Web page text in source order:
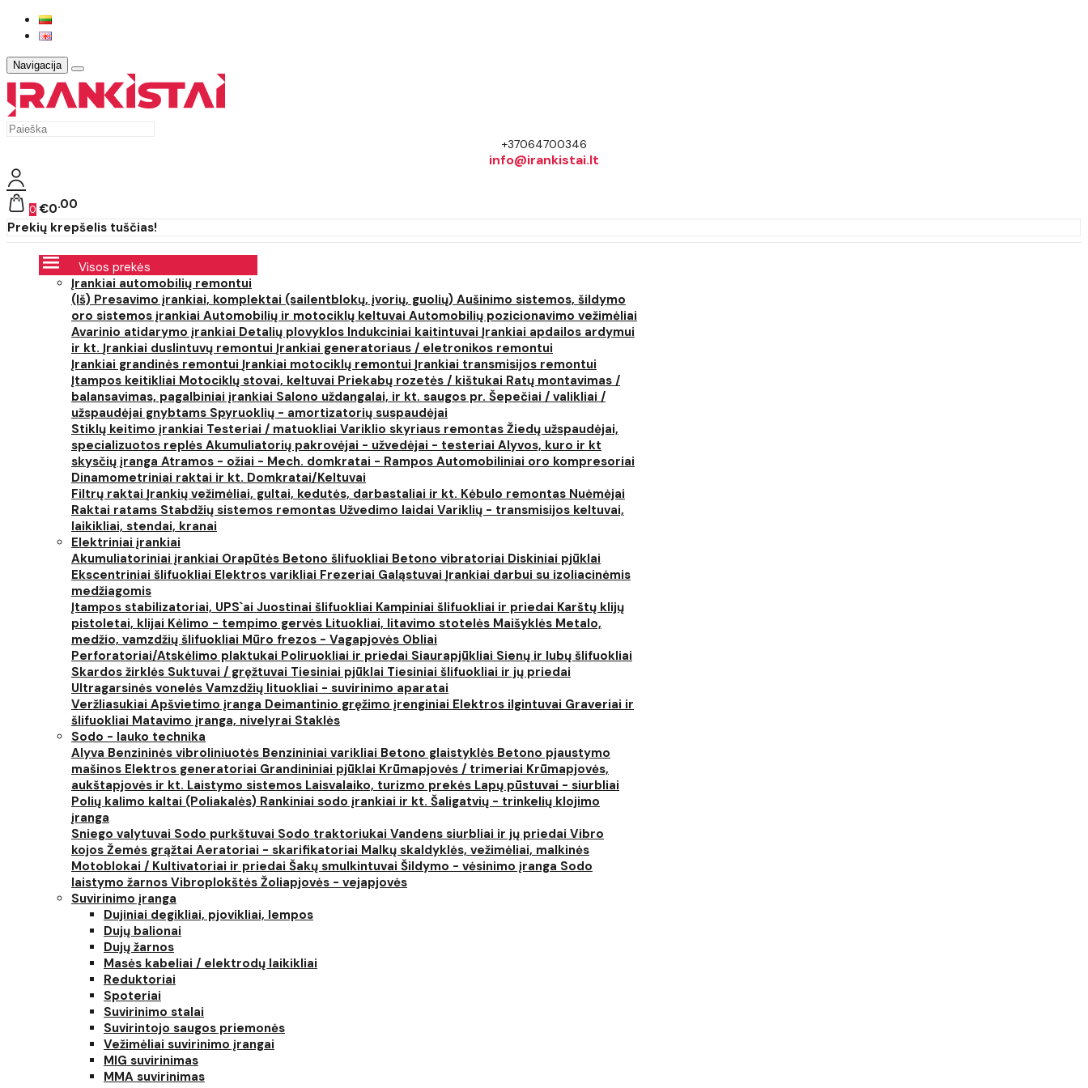
Navigacija
+37064700346
info@irankistai.lt
0 €0 00
Prekių krepšelis tuščias!
Visos prekės
Įrankiai automobilių remontui
(Iš) Presavimo įrankiai, komplektai (sailentblokų, įvorių, guolių) Aušinimo sistemos, šildymo
oro sistemos įrankiai Automobilių ir motociklų keltuvai Automobilių pozicionavimo vežimėliai
Avarinio atidarymo įrankiai Detalių plovyklos Indukciniai kaitintuvai Įrankiai apdailos ardymui
ir kt. Įrankiai duslintuvų remontui Įrankiai generatoriaus / eletronikos remontui
Įrankiai grandinės remontui Įrankiai motociklų remontui Įrankiai transmisijos remontui
Įtampos keitikliai Motociklų stovai, keltuvai Priekabų rozetės / kištukai Ratų montavimas /
balansavimas, pagalbiniai įrankiai Salono uždangalai, ir kt. saugos pr. Šepečiai / valikliai /
užspaudėjai gnybtams Spyruoklių - amortizatorių suspaudėjai
Stiklų keitimo įrankiai Testeriai / matuokliai Variklio skyriaus remontas Žiedų užspaudėjai,
specializuotos replės Akumuliatorių pakrovėjai - užvedėjai - testeriai Alyvos, kuro ir kt
skysčių įranga Atramos - ožiai - Mech. domkratai - Rampos Automobiliniai oro kompresoriai
Dinamometriniai raktai ir kt. Domkratai/Keltuvai
Filtrų raktai Įrankių vežimėliai, gultai, kedutės, darbastaliai ir kt. Kėbulo remontas Nuėmėjai
Raktai ratams Stabdžių sistemos remontas Užvedimo laidai Variklių - transmisijos keltuvai,
laikikliai, stendai, kranai
Elektriniai įrankiai
Akumuliatoriniai įrankiai Orapūtės Betono šlifuokliai Betono vibratoriai Diskiniai pjūklai
Ekscentriniai šlifuokliai Elektros varikliai Frezeriai Galąstuvai Įrankiai darbui su izoliacinėmis
medžiagomis
Įtampos stabilizatoriai, UPS`ai Juostinai šlifuokliai Kampiniai šlifuokliai ir priedai Karštų klijų
pistoletai, klijai Kėlimo - tempimo gervės Lituokliai, litavimo stotelės Maišyklės Metalo,
medžio, vamzdžių šlifuokliai Mūro frezos - Vagapjovės Obliai
Perforatoriai/Atskėlimo plaktukai Poliruokliai ir priedai Siaurapjūkliai Sienų ir lubų šlifuokliai
Skardos žirklės Suktuvai / gręžtuvai Tiesiniai pjūklai Tiesiniai šlifuokliai ir jų priedai
Ultragarsinės vonelės Vamzdžių lituokliai - suvirinimo aparatai
Veržliasukiai Apšvietimo įranga Deimantinio gręžimo įrenginiai Elektros ilgintuvai Graveriai ir
šlifuokliai Matavimo įranga, nivelyrai Staklės
Sodo - lauko technika
Alyva Benzininės vibroliniuotės Benzininiai varikliai Betono glaistyklės Betono pjaustymo
mašinos Elektros generatoriai Grandininiai pjūklai Krūmapjovės / trimeriai Krūmapjovės,
aukštapjovės ir kt. Laistymo sistemos Laisvalaiko, turizmo prekės Lapų pūstuvai - siurbliai
Polių kalimo kaltai (Poliakalės) Rankiniai sodo įrankiai ir kt. Šaligatvių - trinkelių klojimo
įranga
Sniego valytuvai Sodo purkštuvai Sodo traktoriukai Vandens siurbliai ir jų priedai Vibro
kojos Žemės grąžtai Aeratoriai - skarifikatoriai Malkų skaldyklės, vežimėliai, malkinės
Motoblokai / Kultivatoriai ir priedai Šakų smulkintuvai Šildymo - vėsinimo įranga Sodo
laistymo žarnos Vibroplokštės Žoliapjovės - vejapjovės
Suvirinimo įranga
Dujiniai degikliai, pjovikliai, lempos
Dujų balionai
Dujų žarnos
Masės kabeliai / elektrodų laikikliai
Reduktoriai
Spoteriai
Suvirinimo stalai
Suvirintojo saugos priemonės
Vežimėliai suvirinimo įrangai
MIG suvirinimas
MMA suvirinimas